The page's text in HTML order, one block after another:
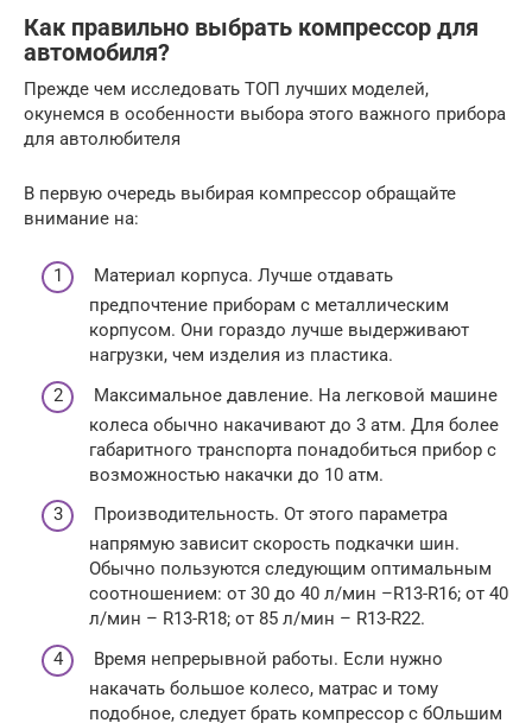
Как правильно выбрать компрессор для
автомобиля?
Прежде чем исследовать ТОП лучших моделей,
окунемся в особенности выбора этого важного прибора
для автолюбителя
В первую очередь выбирая компрессор обращайте
внимание на:
Материал корпуса. Лучше отдавать
предпочтение приборам с металлическим
корпусом. Они гораздо лучше выдерживают
нагрузки, чем изделия из пластика.
Максимальное давление. На легковой машине
колеса обычно накачивают до 3 атм. Для более
габаритного транспорта понадобиться прибор с
возможностью накачки до 10 атм.
Производительность. От этого параметра
напрямую зависит скорость подкачки шин.
Обычно пользуются следующим оптимальным
соотношением: от 30 до 40 л/мин –R13-R16; от 40
л/мин – R13-R18; от 85 л/мин – R13-R22.
Время непрерывной работы. Если нужно
накачать большое колесо, матрас и тому
подобное, следует брать компрессор с бОльшим